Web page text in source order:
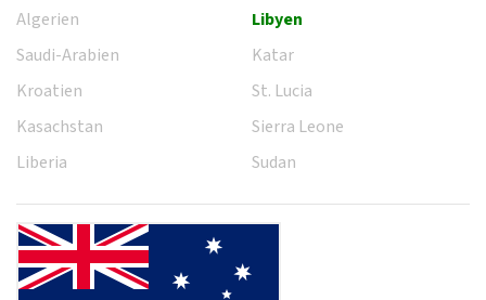
Algerien
Saudi-Arabien
Kroatien
Kasachstan
Liberia
Libyen
Katar
St. Lucia
Sierra Leone
Sudan